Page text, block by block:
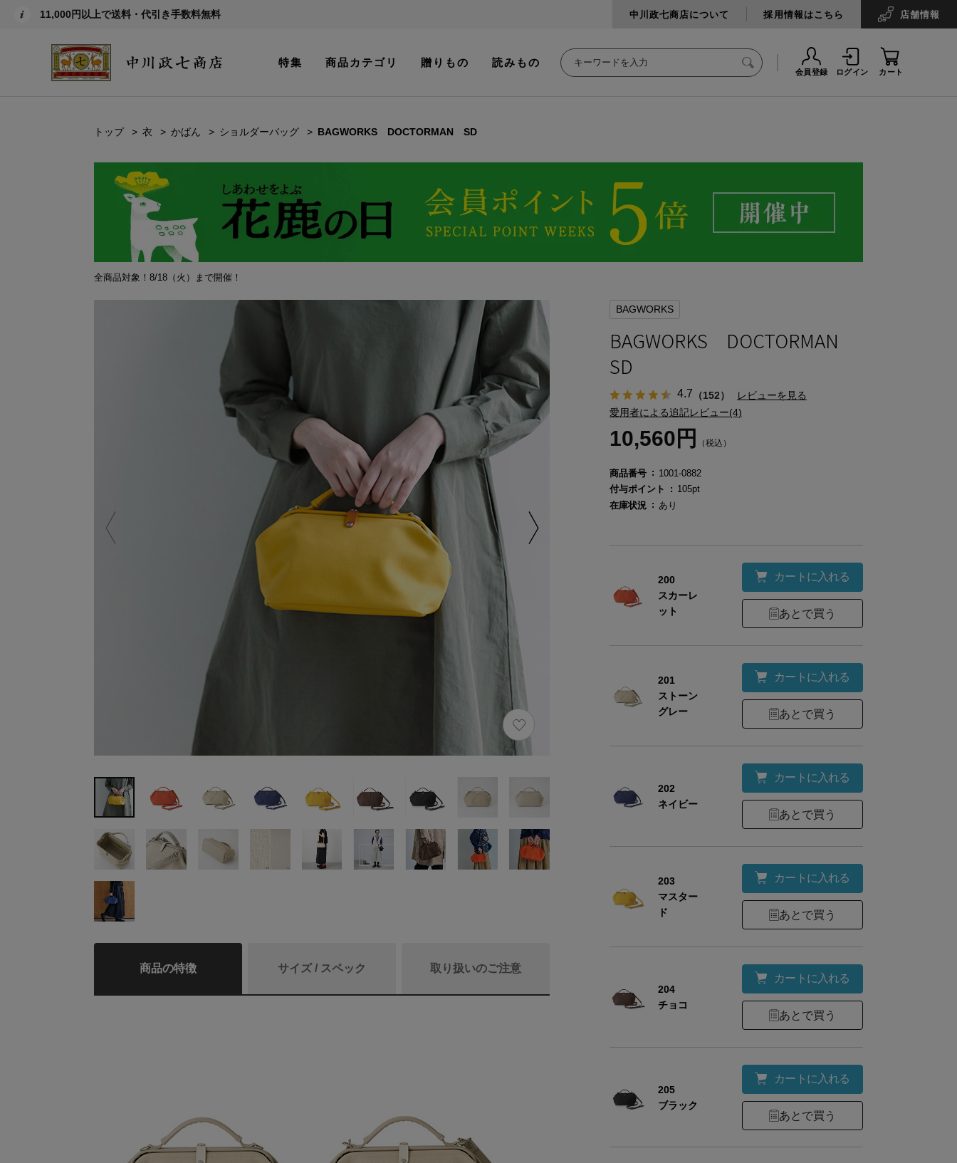
11,000円以上で送料・代引き手数料無料 中川政七商店について 採用情報はこちら 店舗情報
特集 商品カテゴリ 贈りもの 読みもの
会員登録 ログイン カート
トップ 衣 かばん ショルダーバッグ BAGWORKS DOCTORMAN SD
全商品対象！8/18（火）まで開催！
商品の特徴 サイズ / スペック 取り扱いのご注意
商品詳細
8号帆布・PVC加工
BAGWORKS
BAGWORKS DOCTORMAN
SD
4.7 （152）
レビューを見る
愛用者による追記レビュー(4)
10,560円 （税込）
商品番号
1001-0882
付与ポイント
105pt
在庫状況
あり
200
スカーレ
ット
カートに入れる
あとで買う
201
ストーン
グレー
カートに入れる
あとで買う
202
ネイビー
カートに入れる
あとで買う
203
マスター
ド
カートに入れる
あとで買う
204
チョコ
カートに入れる
あとで買う
205
ブラック
カートに入れる
あとで買う